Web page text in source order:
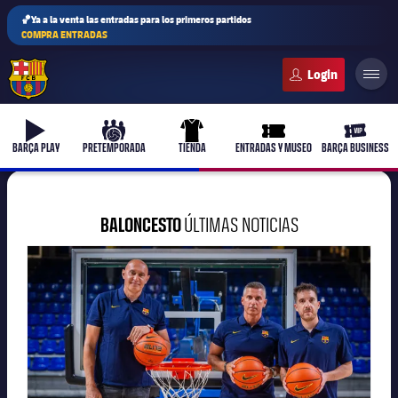
🏀Ya a la venta las entradas para los primeros partidos
COMPRA ENTRADAS
b-play
BARÇA PLAY
culers-ball
PRETEMPORADA
uniform
TIENDA
ticket-full
ENTRADAS Y MUSEO
ticket-
BARÇA BUSINESS
BALONCESTOÚLTIMAS NOTICIAS
FC Barcelona club badge